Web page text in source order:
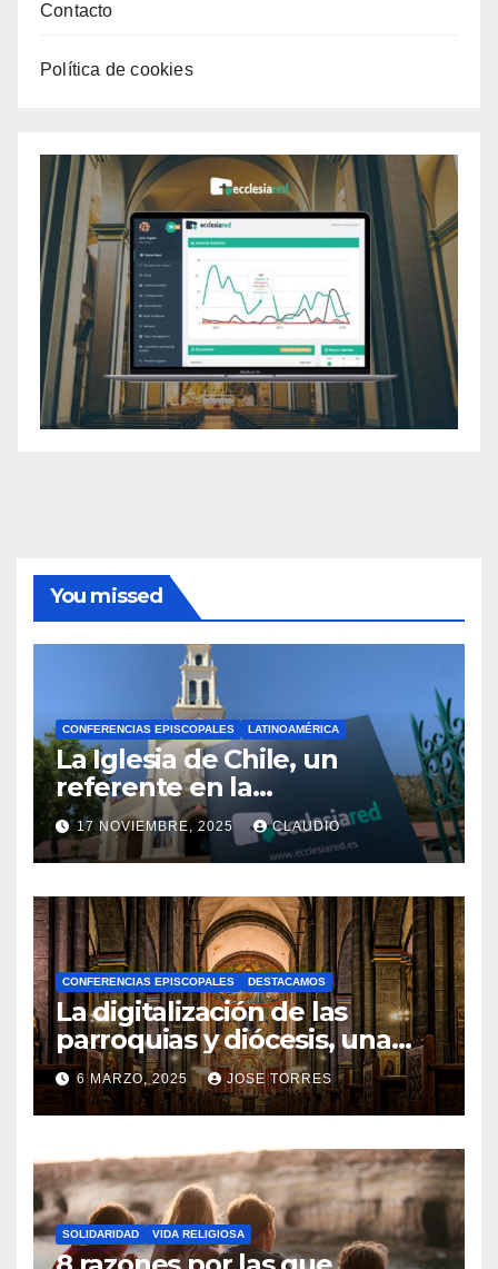
Contacto
Política de cookies
You missed
CONFERENCIAS EPISCOPALES LATINOAMÉRICA
La Iglesia de Chile, un
referente en la
transformación digital
gracias a Ecclesiared
17 NOVIEMBRE, 2025 CLAUDIO
N
O
H
A
Y
C
O
M
N
T
A
R
CONFERENCIAS EPISCOPALES DESTACAMOS
La digitalización de las
parroquias y diócesis, una
realidad ya para el futuro de
la Iglesia
6 MARZO, 2025 JOSE TORRES
N
O
H
A
Y
SOLIDARIDAD VIDA RELIGIOSA